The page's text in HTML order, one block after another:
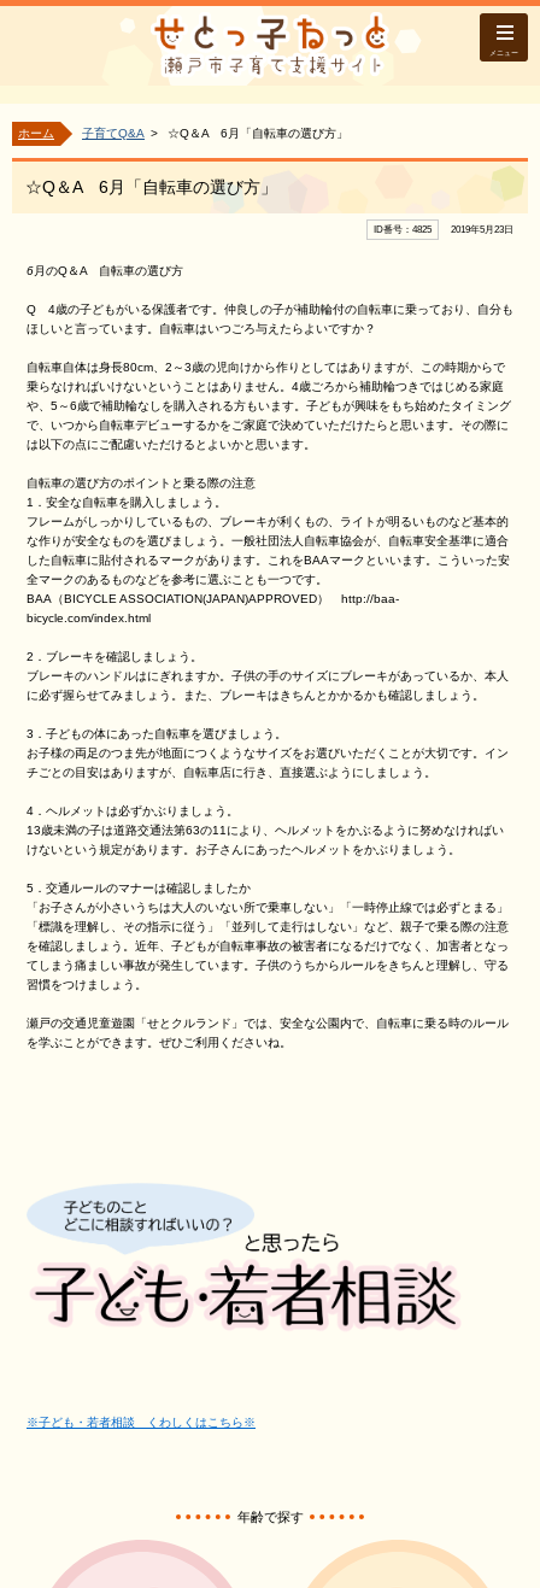
メニュー
ホーム 子育てQ&A ☆Q＆A 6月「自転車の選び方」
☆Q＆A 6月「自転車の選び方」
ID番号：4825 2019年5月23日
6月のQ＆A 自転車の選び方
Q 4歳の子どもがいる保護者です。仲良しの子が補助輪付の自転車に乗っており、自分も
ほしいと言っています。自転車はいつごろ与えたらよいですか？
自転車自体は身長80cm、2～3歳の児向けから作りとしてはありますが、この時期からで
乗らなければいけないということはありません。4歳ごろから補助輪つきではじめる家庭
や、5～6歳で補助輪なしを購入される方もいます。子どもが興味をもち始めたタイミング
で、いつから自転車デビューするかをご家庭で決めていただけたらと思います。その際に
は以下の点にご配慮いただけるとよいかと思います。
自転車の選び方のポイントと乗る際の注意
1．安全な自転車を購入しましょう。
フレームがしっかりしているもの、ブレーキが利くもの、ライトが明るいものなど基本的
な作りが安全なものを選びましょう。一般社団法人自転車協会が、自転車安全基準に適合
した自転車に貼付されるマークがあります。これをBAAマークといいます。こういった安
全マークのあるものなどを参考に選ぶことも一つです。
BAA（BICYCLE ASSOCIATION(JAPAN)APPROVED） http://baa-
bicycle.com/index.html
2．ブレーキを確認しましょう。
ブレーキのハンドルはにぎれますか。子供の手のサイズにブレーキがあっているか、本人
に必ず握らせてみましょう。また、ブレーキはきちんとかかるかも確認しましょう。
3．子どもの体にあった自転車を選びましょう。
お子様の両足のつま先が地面につくようなサイズをお選びいただくことが大切です。イン
チごとの目安はありますが、自転車店に行き、直接選ぶようにしましょう。
4．ヘルメットは必ずかぶりましょう。
13歳未満の子は道路交通法第63の11により、ヘルメットをかぶるように努めなければい
けないという規定があります。お子さんにあったヘルメットをかぶりましょう。
5．交通ルールのマナーは確認しましたか
「お子さんが小さいうちは大人のいない所で乗車しない」「一時停止線では必ずとまる」
「標識を理解し、その指示に従う」「並列して走行はしない」など、親子で乗る際の注意
を確認しましょう。近年、子どもが自転車事故の被害者になるだけでなく、加害者となっ
てしまう痛ましい事故が発生しています。子供のうちからルールをきちんと理解し、守る
習慣をつけましょう。
瀬戸の交通児童遊園「せとクルランド」では、安全な公園内で、自転車に乗る時のルール
を学ぶことができます。ぜひご利用くださいね。
※子ども・若者相談 くわしくはこちら※
年齢で探す